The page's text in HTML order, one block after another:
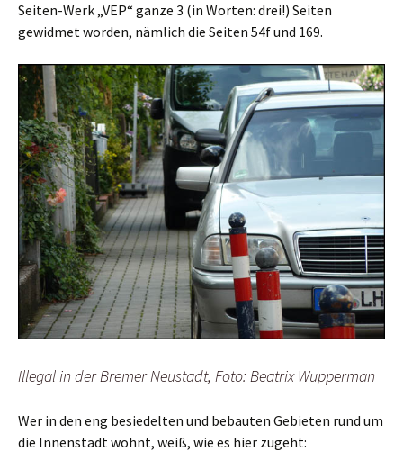
Seiten-Werk „VEP“ ganze 3 (in Worten: drei!) Seiten
gewidmet worden, nämlich die Seiten 54f und 169.
Illegal in der Bremer Neustadt, Foto: Beatrix Wupperman
Wer in den eng besiedelten und bebauten Gebieten rund um
die Innenstadt wohnt, weiß, wie es hier zugeht: